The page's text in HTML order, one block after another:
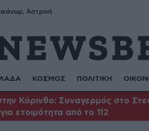
Αστρινή
ΚΟΣΜΟΣ ΠΟΛΙΤΙΚΗ
Κόρινθο: Συναγερμός στο
ετοιμότητα από το 112